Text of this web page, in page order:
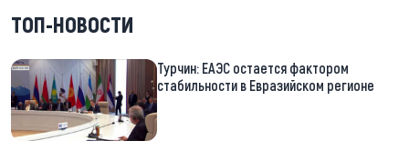
ТОП-НОВОСТИ
Турчин: ЕАЭС остается фактором
стабильности в Евразийском регионе